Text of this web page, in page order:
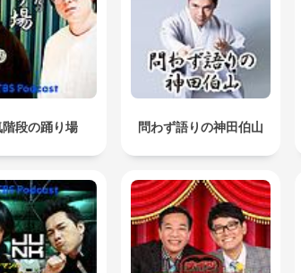
段の踊り場 問わず語りの神田伯山